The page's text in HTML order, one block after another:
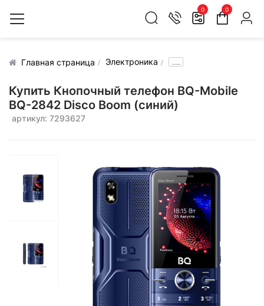
0 0
Главная страница Электроника .....
Купить Кнопочный телефон BQ-Mobile
BQ-2842 Disco Boom (синий)
артикул: 7293627